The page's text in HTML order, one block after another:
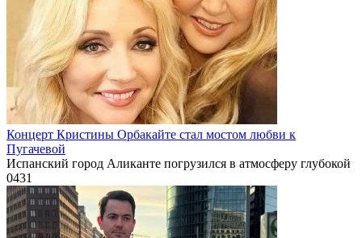
Концерт Кристины Орбакайте стал мостом любви к
Пугачевой
Испанский город Аликанте погрузился в атмосферу глубокой
0431